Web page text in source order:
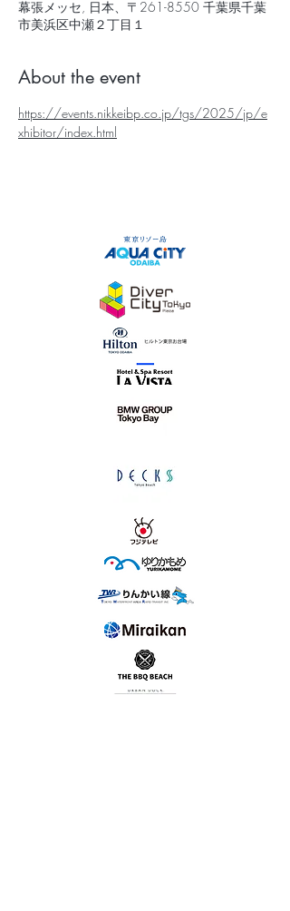
幕張メッセ, 日本、〒261-8550 千葉県千葉
市美浜区中瀬２丁目１
About the event
https://events.nikkeibp.co.jp/tgs/2025/jp/e
xhibitor/index.html